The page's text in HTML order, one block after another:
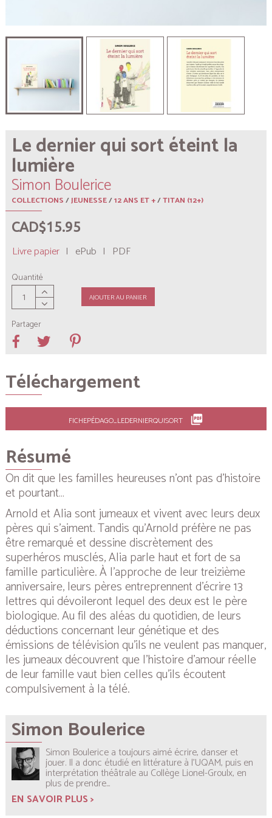
Le dernier qui sort éteint la
lumière
Simon Boulerice
COLLECTIONS/JEUNESSE/12 ANS ET +/TITAN (12+)
CAD$15.95
Livre papier | ePub | PDF
Quantité
AJOUTER AU PANIER
Partager
Téléchargement
FICHEPÉDAGO_LEDERNIERQUISORT picture_as_pdf
Résumé
On dit que les familles heureuses n’ont pas d’histoire
et pourtant…
Arnold et Alia sont jumeaux et vivent avec leurs deux
pères qui s’aiment. Tandis qu’Arnold préfère ne pas
être remarqué et dessine discrètement des
superhéros musclés, Alia parle haut et fort de sa
famille particulière. À l’approche de leur treizième
anniversaire, leurs pères entreprennent d’écrire 13
lettres qui dévoileront lequel des deux est le père
biologique. Au fil des aléas du quotidien, de leurs
déductions concernant leur génétique et des
émissions de télévision qu’ils ne veulent pas manquer,
les jumeaux découvrent que l’histoire d’amour réelle
de leur famille vaut bien celles qu’ils écoutent
compulsivement à la télé.
Simon Boulerice
Simon Boulerice a toujours aimé écrire, danser et
jouer. Il a donc étudié en littérature à l’UQAM, puis en
interprétation théâtrale au Collège Lionel-Groulx, en
plus de prendre...
EN SAVOIR PLUS >